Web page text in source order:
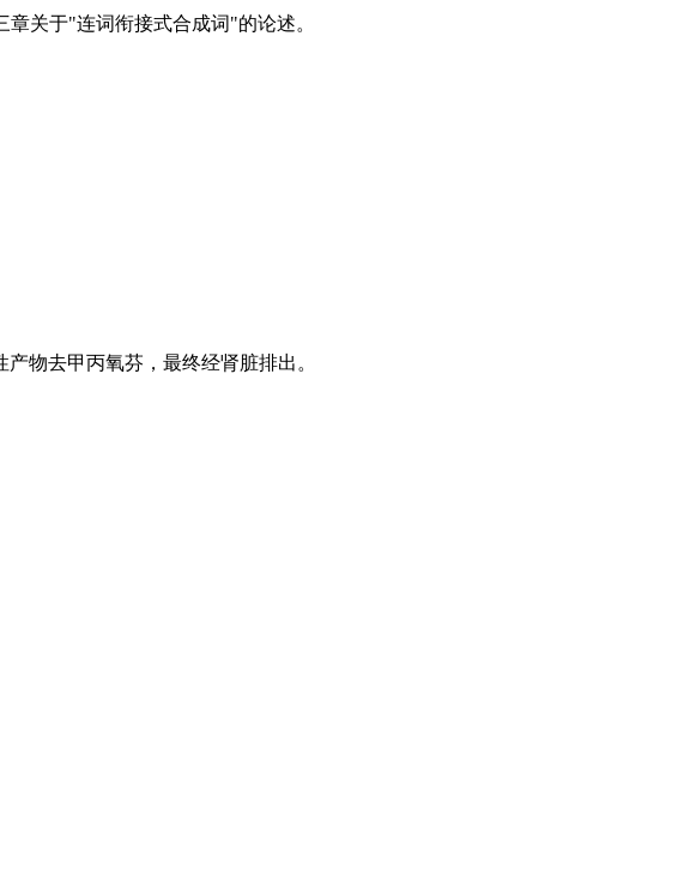
关于"连词衔接式合成词"的论述。
物去甲丙氧芬，最终经肾脏排出。